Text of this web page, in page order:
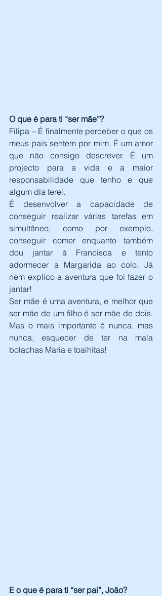
O que é para ti “ser mãe”?
Filipa – É finalmente perceber o que os
meus pais sentem por mim. É um amor
que não consigo descrever. É um
projecto para a vida e a maior
responsabilidade que tenho e que
algum dia terei.
É desenvolver a capacidade de
conseguir realizar várias tarefas em
simultâneo, como por exemplo,
conseguir comer enquanto também
dou jantar à Francisca e tento
adormecer a Margarida ao colo. Já
nem explico a aventura que foi fazer o
jantar!
Ser mãe é uma aventura, e melhor que
ser mãe de um filho é ser mãe de dois.
Mas o mais importante é nunca, mas
nunca, esquecer de ter na mala
bolachas Maria e toalhitas!
E o que é para ti “ser pai”, João?